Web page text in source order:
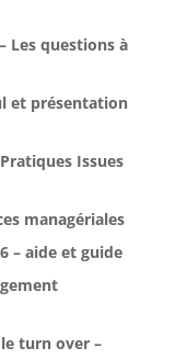
Les questions à
et présentation
Issues
managériales
– aide et guide
turn over –